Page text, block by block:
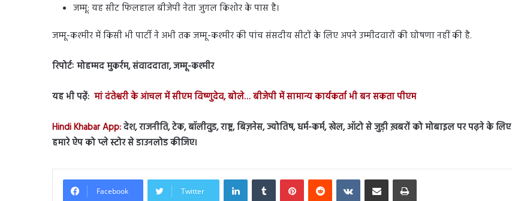
जम्मू: यह सीट फिलहाल बीजेपी नेता जुगल किशोर के पास है।
जम्मू-कश्मीर में किसी भी पार्टी ने अभी तक जम्मू-कश्मीर की पांच संसदीय सीटों के लिए अपने उम्मीदवारों की घोषणा नहीं की है.
रिपोर्टः मोहम्मद मुकर्रम, संवाददाता, जम्मू-कश्मीर
यह भी पढ़ें: मां दंतेश्वरी के आंचल में सीएम विष्णुदेव, बोले… बीजेपी में सामान्य कार्यकर्ता भी बन सकता पीएम
Hindi Khabar App:देश, राजनीति, टेक, बॉलीवुड, राष्ट्र, बिज़नेस, ज्योतिष, धर्म-कर्म, खेल, ऑटो से जुड़ी ख़बरों को मोबाइल पर पढ़ने के लिए
हमारे ऐप को प्ले स्टोर से डाउनलोड कीजिए।
Facebook Twitter
LinkedInTumblr PinterestReddit VKontakteShare via Email Print